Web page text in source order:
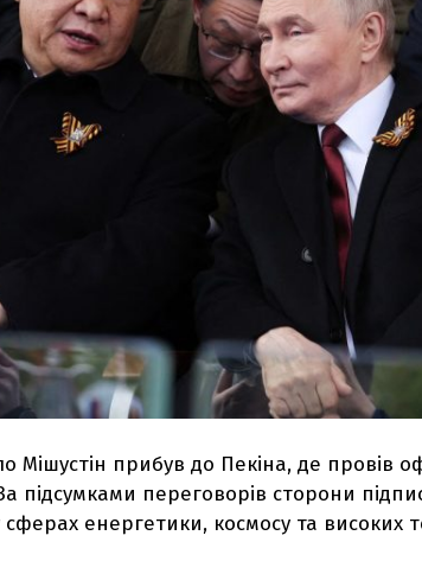
Мішустін прибув до Пекіна, де провів
підсумками переговорів сторони
енергетики, космосу та високих